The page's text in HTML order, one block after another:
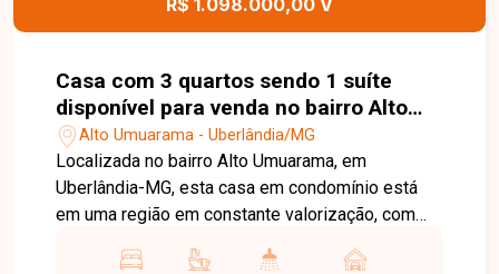
R$ 1.098.000,00 V
Casa com 3 quartos sendo 1 suíte
disponível para venda no bairro Alto
Umuarama em Uberlândia-MG
Alto Umuarama - Uberlândia/MG
Localizada no bairro Alto Umuarama, em
Uberlândia-MG, esta casa em condomínio está
em uma região em constante valorização, com
próxima a supermercados, escolas, farmácias,